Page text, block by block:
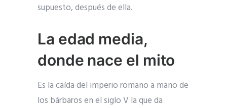
supuesto, después de ella.
La edad media,
donde nace el mito
Es la caída del imperio romano a mano de
los bárbaros en el siglo V la que da